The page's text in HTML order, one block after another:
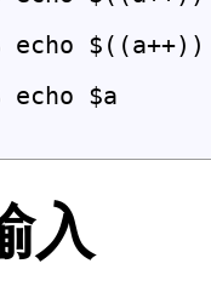
echo $((a++))
echo $a
入